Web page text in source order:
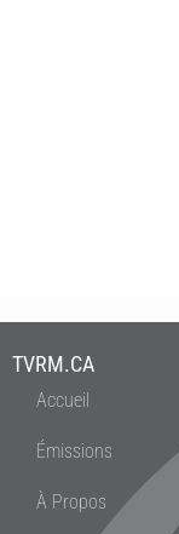
TVRM.CA
Accueil
Émissions
À Propos